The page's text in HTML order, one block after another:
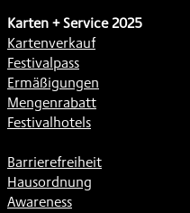
Karten + Service 2025
Kartenverkauf
Festivalpass
Ermäßigungen
Mengenrabatt
Festivalhotels
Barrierefreiheit
Hausordnung
Awareness